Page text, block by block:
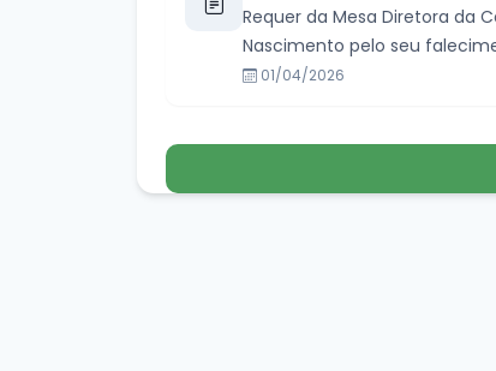
Requer da Mesa Diretora da
Nascimento pelo seu
01/04/2026